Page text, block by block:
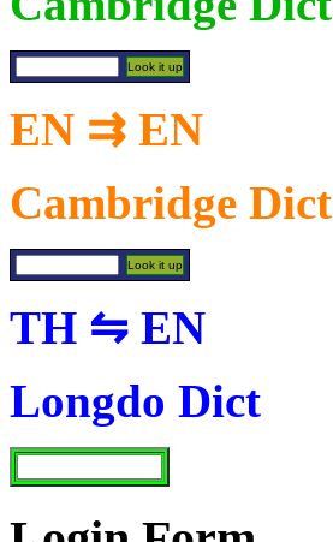
EN ⇉ EN
Cambridge Dict
TH ⇋ EN
Longdo Dict